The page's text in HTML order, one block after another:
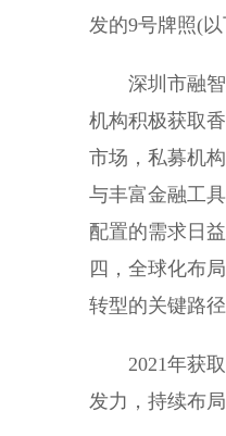
发的9号牌照(以
深圳市融
机构积极获取
市场，私募机
与丰富金融工
配置的需求日
四，全球化布
转型的关键路
2021年获
发力，持续布